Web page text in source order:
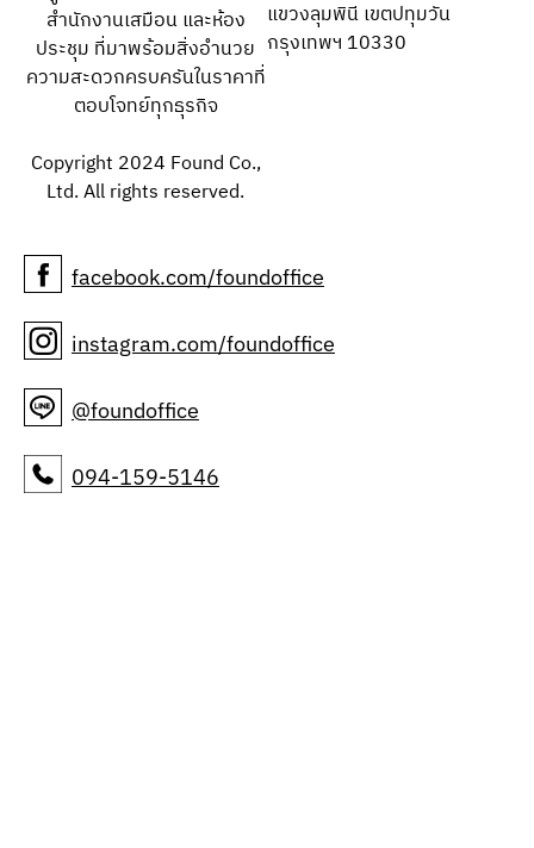
สำนักงานเสมือน และห้อง
ประชุม ที่มาพร้อมสิ่งอำนวย
ความสะดวกครบครันในราคาที่
ตอบโจทย์ทุกธุรกิจ
Copyright 2024 Found Co.,
Ltd. All rights reserved.
แขวงลุมพินี เขตปทุมวัน
กรุงเทพฯ 10330
facebook.com/foundoffice
instagram.com/foundoffice
@foundoffice
094-159-5146